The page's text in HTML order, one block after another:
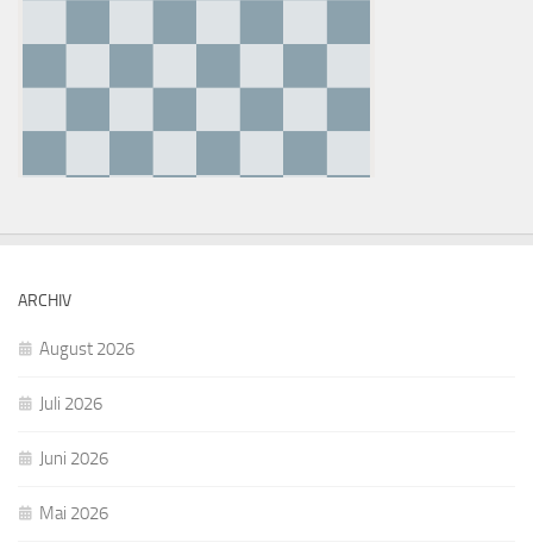
ARCHIV
August 2026
Juli 2026
Juni 2026
Mai 2026